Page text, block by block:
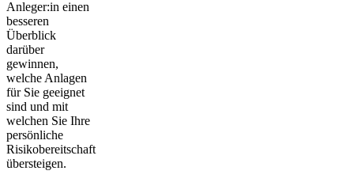
Anleger:in einen
besseren
Überblick
darüber
gewinnen,
welche Anlagen
für Sie geeignet
sind und mit
welchen Sie Ihre
persönliche
Risikobereitschaft
übersteigen.